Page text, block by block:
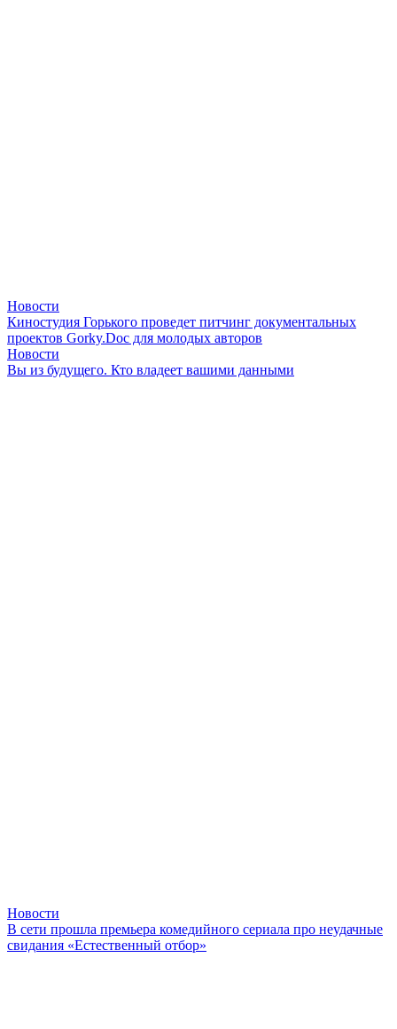
Новости
Киностудия Горького проведет питчинг документальных
проектов Gorky.Doc для молодых авторов
Новости
Вы из будущего. Кто владеет вашими данными
Новости
В сети прошла премьера комедийного сериала про неудачные
свидания «Естественный отбор»